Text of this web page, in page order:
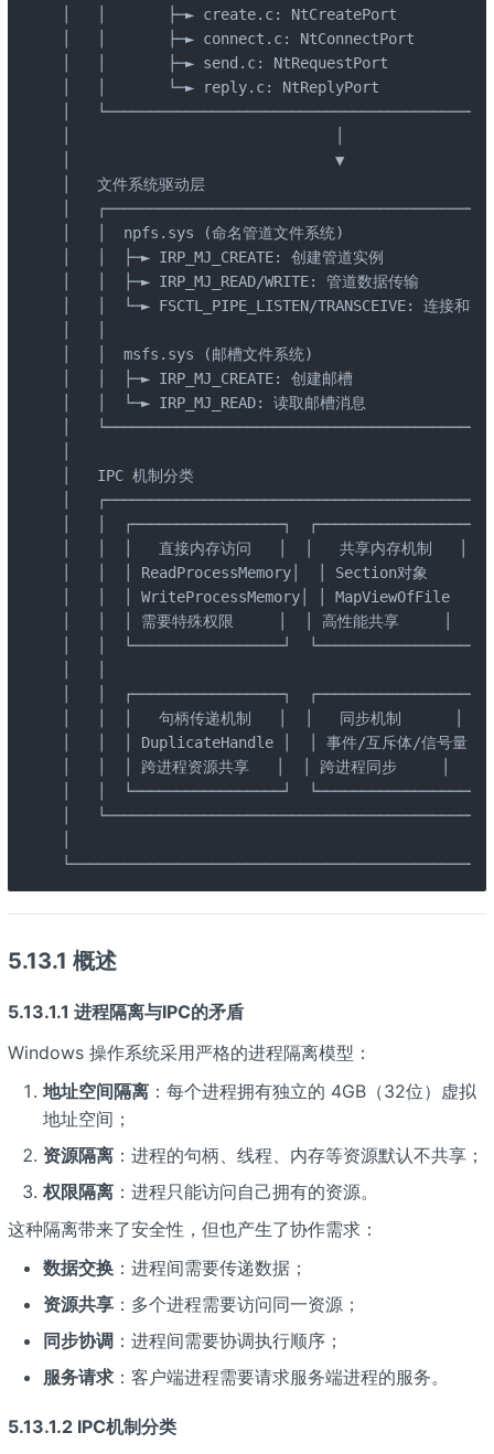
│   │       ├─► create.c: NtCreatePort
│   │       ├─► connect.c:
│   │       ├─► send.c: NtRequestPort
│   │       └─► reply.c: NtReplyPort
│
│                              ▼
│   文件系统驱动层
│
│   │  npfs.sys (命名管道文件系统)
│   │  ├─► IRP_MJ_CREATE: 创建管道实
│   │  ├─► IRP_MJ_READ/WRITE: 管道数
│   │  └─► FSCTL_PIPE_LISTEN/
│   │  msfs.sys (邮槽文件系统)
│   │  ├─► IRP_MJ_CREATE: 创建邮槽
│   │  └─► IRP_MJ_READ: 读取邮槽消息
│
│   IPC 机制分类
│
│   │  ┌─────────────────┐
│   │  │   直接内存访问   │  │   共享内存机制
│   │  │ ReadProcessMemory│  │ Section对象
│   │  │ WriteProcessMemory│ │ MapViewOfFile
│   │  │ 需要特殊权限     │  │ 高性能共享
│   │  └─────────────────┘
│   │  ┌─────────────────┐
│   │  │   句柄传递机制   │  │   同步机制
│   │  │ DuplicateHandle │  │ 事件/互斥体
│   │  │ 跨进程资源共享   │  │ 跨进程同
│   │  └─────────────────┘
│
5.13.1 概述
5.13.1.1 进程隔离与IPC的矛盾
Windows 操作系统采用严格的进程隔离模型：
地址空间隔离：每个进程拥有独立的 4GB（32位）虚拟
地址空间；
资源隔离：进程的句柄、线程、内存等资源默认不共享；
权限隔离：进程只能访问自己拥有的资源。
这种隔离带来了安全性，但也产生了协作需求：
数据交换：进程间需要传递数据；
资源共享：多个进程需要访问同一资源；
同步协调：进程间需要协调执行顺序；
服务请求：客户端进程需要请求服务端进程的服务。
5.13.1.2 IPC机制分类